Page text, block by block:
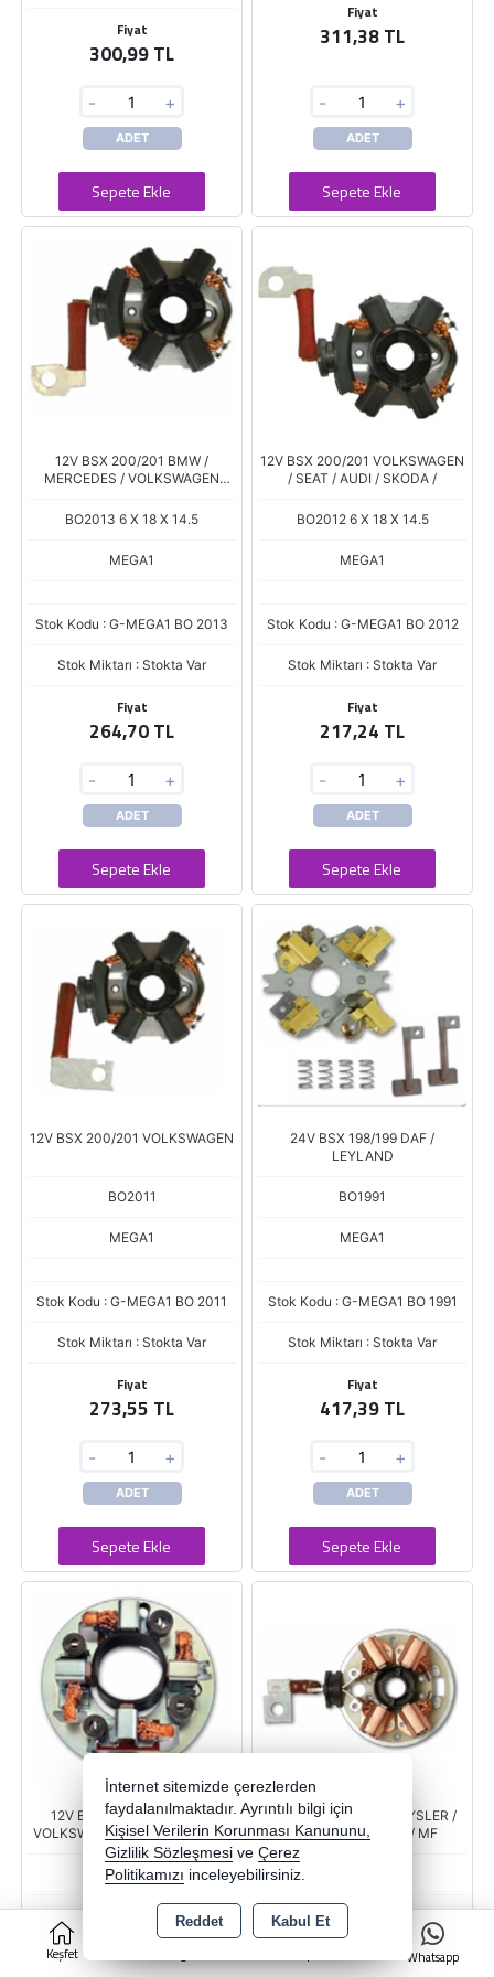
Keşfet
0
Whatsapp
Fiyat
300,99 TL
- +
ADET
Sepete Ekle
Fiyat
311,38 TL
- +
ADET
Sepete Ekle
12V BSX 200/201 BMW /
MERCEDES / VOLKSWAGEN
BO2013 6 X 18 X 14.5
MEGA1
Stok Kodu : G-MEGA1 BO 2013
Stok Miktarı : Stokta Var
Fiyat
264,70 TL
- +
ADET
Sepete Ekle
12V BSX 200/201 VOLKSWAGEN
/ SEAT / AUDI / SKODA /
BO2012 6 X 18 X 14.5
MEGA1
Stok Kodu : G-MEGA1 BO 2012
Stok Miktarı : Stokta Var
Fiyat
217,24 TL
- +
ADET
Sepete Ekle
12V BSX 200/201 VOLKSWAGEN
BO2011
MEGA1
Stok Kodu : G-MEGA1 BO 2011
Stok Miktarı : Stokta Var
Fiyat
273,55 TL
- +
ADET
Sepete Ekle
24V BSX 198/199 DAF /
LEYLAND
BO1991
MEGA1
Stok Kodu : G-MEGA1 BO 1991
Stok Miktarı : Stokta Var
Fiyat
417,39 TL
- +
ADET
Sepete Ekle
12V BSX 197 MERCEDES /
VOLKSWAGEN / DAF-LEYLAND
BO1971
12V BSX 194/195 CHRYSLER /
FORD / MERCEDES / MF
İnternet sitemizde çerezlerden
faydalanılmaktadır. Ayrıntılı bilgi için
Kişisel Verilerin Korunması Kanununu,
Gizlilik Sözleşmesi ve Çerez
Politikamızı inceleyebilirsiniz.
Reddet Kabul Et